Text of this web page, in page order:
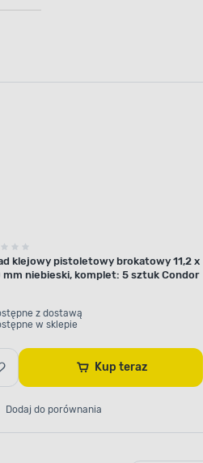
klejowy pistoletowy brokatowy 11,2 x
niebieski, komplet: 5 sztuk Condor
z dostawą
w sklepie
Kup teraz
Dodaj do porównania